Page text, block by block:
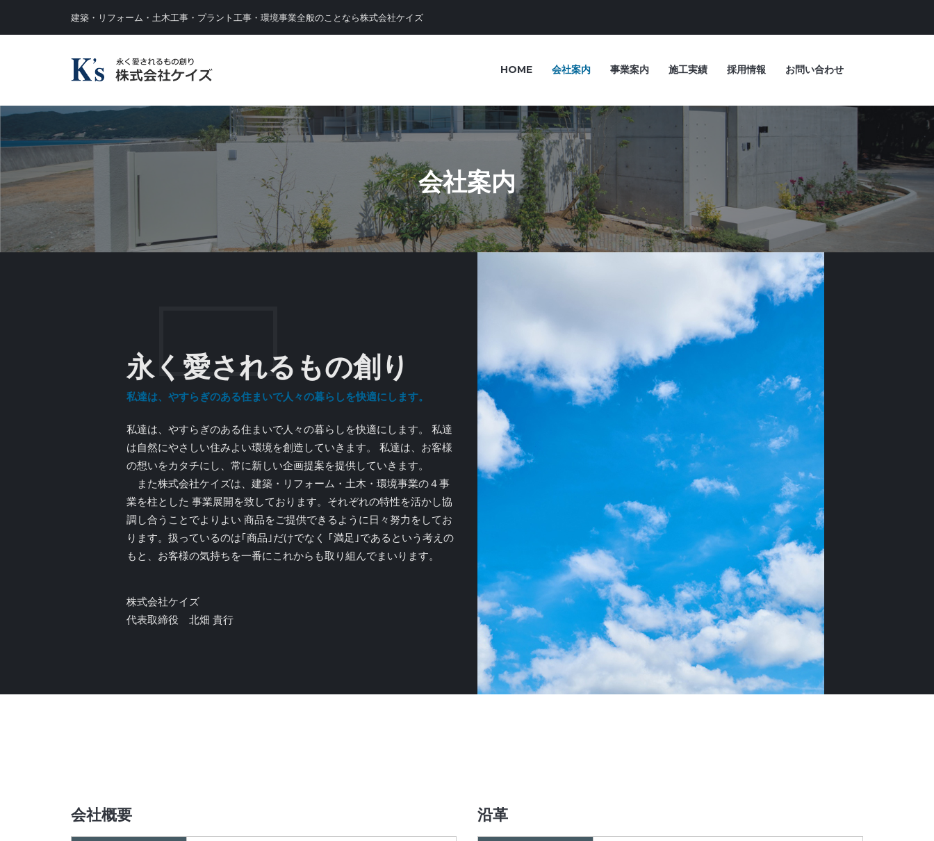
建築・リフォーム・土木工事・プラント工事・環境事業全般のことなら株式会社ケイズ
HOME 会社案内 事業案内 施工実績 採用情報 お問い合わせ
会社案内
永く愛されるもの創り
私達は、やすらぎのある住まいで人々の暮らしを快適にします。
私達は、やすらぎのある住まいで人々の暮らしを快適にします。 私達
は自然にやさしい住みよい環境を創造していきます。 私達は、お客様
の想いをカタチにし、常に新しい企画提案を提供していきます。
また株式会社ケイズは、建築・リフォーム・土木・環境事業の４事
業を柱とした 事業展開を致しております。それぞれの特性を活かし協
調し合うことでよりよい 商品をご提供できるように日々努力をしてお
ります。扱っているのは｢商品｣だけでなく ｢満足｣であるという考えの
もと、お客様の気持ちを一番にこれからも取り組んでまいります。
株式会社ケイズ
代表取締役 北畑 貴行
会社概要 沿革